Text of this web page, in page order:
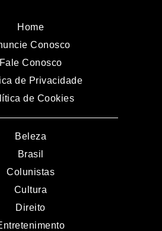
Home
Conosco
Fale Conosco
de Privacidade
de Cookies
Beleza
Brasil
Colunistas
Cultura
Direito